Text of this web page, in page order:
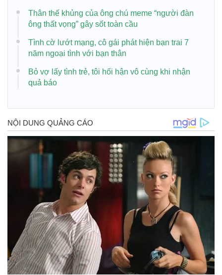
Thân thế khủng của ông chú meme “người đàn
ông thất vọng” gây sốt toàn cầu
Tình cờ lướt mạng, cô gái phát hiện bạn trai 7
năm ngoại tình với bạn thân
Bỏ vợ lấy tình trẻ, tôi hối hận vô cùng khi nhận
quả báo